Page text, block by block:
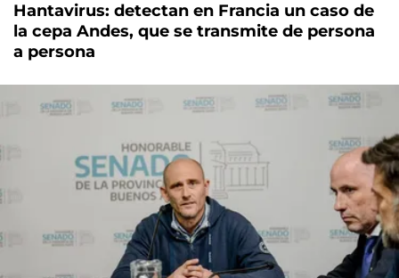
Hantavirus: detectan en Francia un caso de
la cepa Andes, que se transmite de persona
a persona